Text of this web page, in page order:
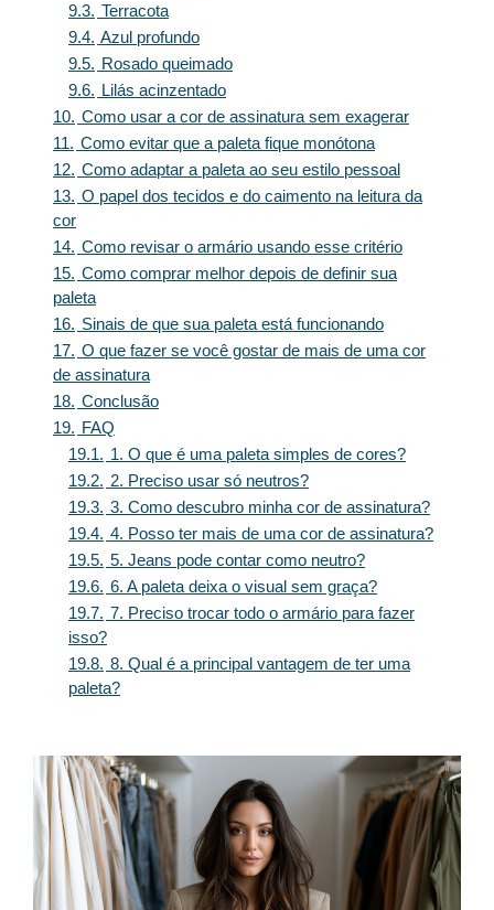
9.3. Terracota
9.4. Azul profundo
9.5. Rosado queimado
9.6. Lilás acinzentado
10. Como usar a cor de assinatura sem exagerar
11. Como evitar que a paleta fique monótona
12. Como adaptar a paleta ao seu estilo pessoal
13. O papel dos tecidos e do caimento na leitura da
cor
14. Como revisar o armário usando esse critério
15. Como comprar melhor depois de definir sua
paleta
16. Sinais de que sua paleta está funcionando
17. O que fazer se você gostar de mais de uma cor
de assinatura
18. Conclusão
19. FAQ
19.1. 1. O que é uma paleta simples de cores?
19.2. 2. Preciso usar só neutros?
19.3. 3. Como descubro minha cor de assinatura?
19.4. 4. Posso ter mais de uma cor de assinatura?
19.5. 5. Jeans pode contar como neutro?
19.6. 6. A paleta deixa o visual sem graça?
19.7. 7. Preciso trocar todo o armário para fazer
isso?
19.8. 8. Qual é a principal vantagem de ter uma
paleta?